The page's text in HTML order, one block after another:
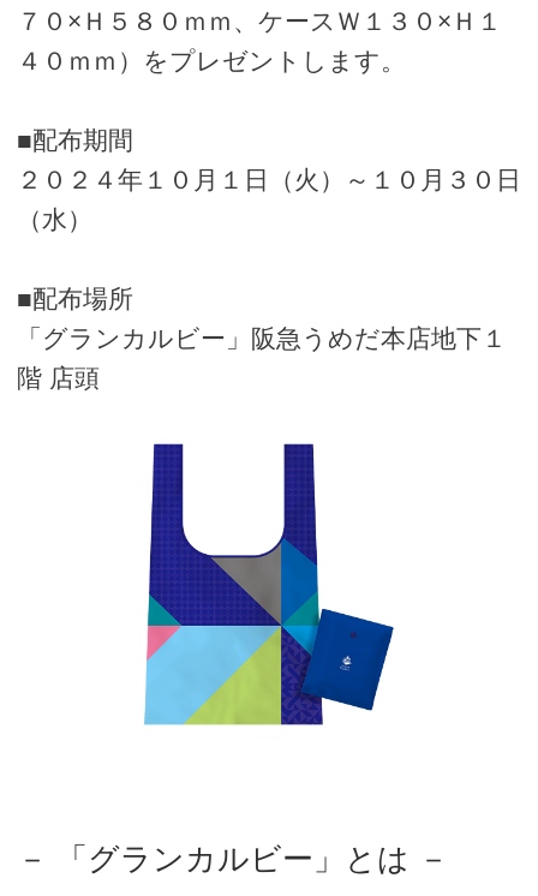
７０×Ｈ５８０ｍｍ、ケースＷ１３０×Ｈ１
４０ｍｍ）をプレゼントします。
■配布期間
２０２４年１０月１日（火）～１０月３０日
（水）
■配布場所
「グランカルビー」阪急うめだ本店地下１
階 店頭
－ 「グランカルビー」とは －